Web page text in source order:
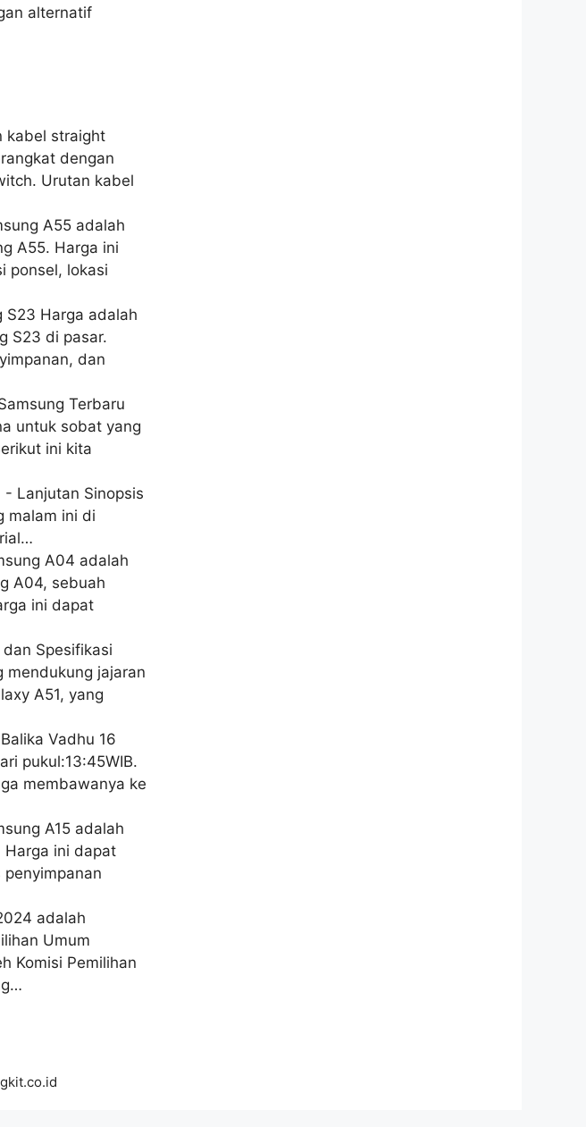
alternatif
kabel straight
dengan
Urutan kabel
A55 adalah
A55. Harga ini
ponsel, lokasi
S23 Harga adalah
S23 di pasar.
dan
Terbaru
untuk sobat yang
ini kita
- Lanjutan Sinopsis
malam ini di
A04 adalah
A04, sebuah
ini dapat
dan Spesifikasi
mendukung jajaran
A51, yang
Vadhu 16
pukul:13:45WIB.
membawanya ke
A15 adalah
Harga ini dapat
adalah
Umum
Komisi Pemilihan